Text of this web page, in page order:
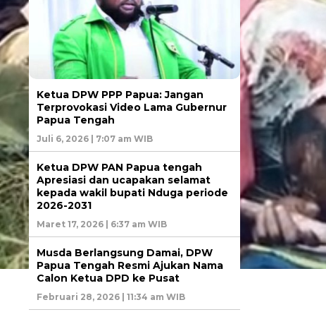
Ketua DPW PPP Papua: Jangan
Terprovokasi Video Lama Gubernur
Papua Tengah
Juli 6, 2026 | 7:07 am WIB
Ketua DPW PAN Papua tengah
Apresiasi dan ucapakan selamat
kepada wakil bupati Nduga periode
2026-2031
Maret 17, 2026 | 6:37 am WIB
Musda Berlangsung Damai, DPW
Papua Tengah Resmi Ajukan Nama
Calon Ketua DPD ke Pusat
Februari 28, 2026 | 11:34 am WIB